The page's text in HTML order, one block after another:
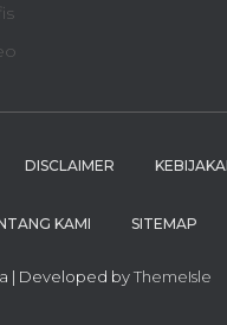
DISCLAIMER
KAMI SITEMAP
| Developed byThemeIsle